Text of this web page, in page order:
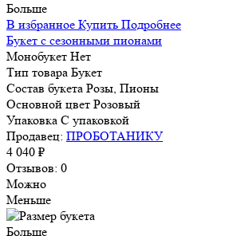
Больше
В избранное Купить Подробнее
Букет с сезонными пионами
Монобукет Нет
Тип товара Букет
Состав букета Розы, Пионы
Основной цвет Розовый
Упаковка С упаковкой
Продавец: ПРОБОТАНИКУ
4 040 ₽
Отзывов: 0
Можно
Меньше
Больше